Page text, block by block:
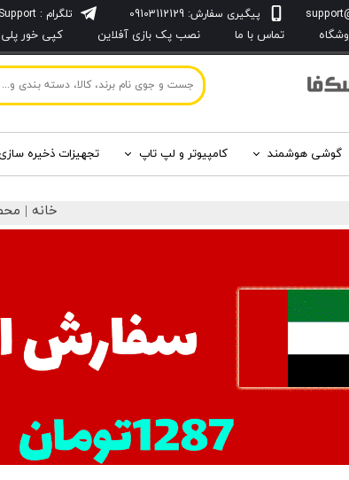
پیگیری سفارش: 09103112129
تماس با ما نصب پک بازی آفلاین کپی خور
تلگرام : KioskfaSupport@
گوشی هوشمند کامپیوتر و لپ تاپ تجهیزات ذخیره
خانه |